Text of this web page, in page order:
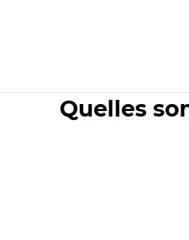
Quelles